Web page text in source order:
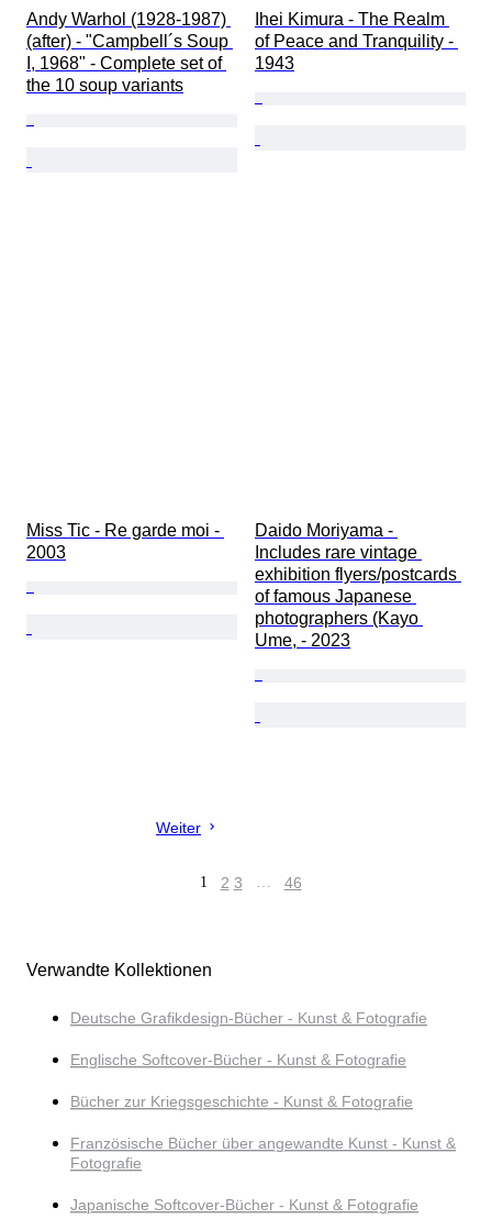
Andy Warhol (1928-1987)
(after) - "Campbell´s Soup
I, 1968" - Complete set of
the 10 soup variants
Ihei Kimura - The Realm
of Peace and Tranquility -
1943
Miss Tic - Re garde moi -
2003
Daido Moriyama -
Includes rare vintage
exhibition flyers/postcards
of famous Japanese
photographers (Kayo
Ume, - 2023
Weiter
1 2 3 … 46
Verwandte Kollektionen
Deutsche Grafikdesign-Bücher - Kunst & Fotografie
Englische Softcover-Bücher - Kunst & Fotografie
Bücher zur Kriegsgeschichte - Kunst & Fotografie
Französische Bücher über angewandte Kunst - Kunst &
Fotografie
Japanische Softcover-Bücher - Kunst & Fotografie